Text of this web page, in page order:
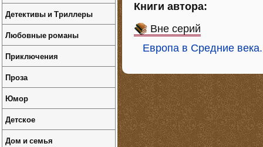
Книги автора:
Вне серий
Европа в Средние
Детективы и Триллеры
Любовные романы
Приключения
Проза
Юмор
Детское
Дом и семья